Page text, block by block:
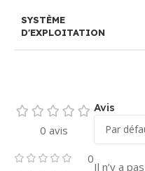
SYSTÈME
D'EXPLOITATION
0 avis
0
Avis
Il n’y a